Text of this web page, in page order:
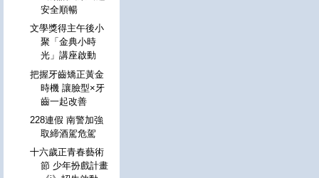
安全順暢
文學獎得主午後小
聚「金典小時
光」講座啟動
把握牙齒矯正黃金
時機 讓臉型×牙
齒一起改善
228連假 南警加強
取締酒駕危駕
十六歲正青春藝術
節 少年扮戲計畫